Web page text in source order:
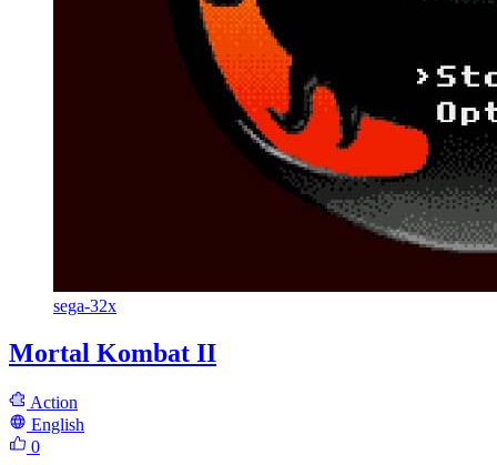
sega-32x
Mortal Kombat II
Action
English
0